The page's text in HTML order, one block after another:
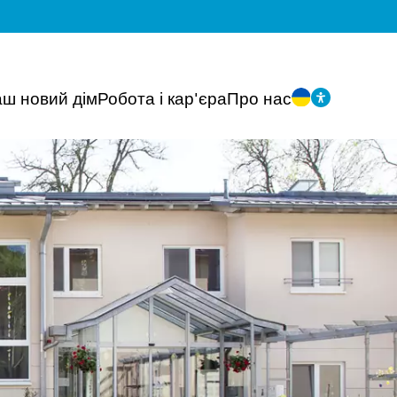
новий дім Робота і кар'єраПро нас